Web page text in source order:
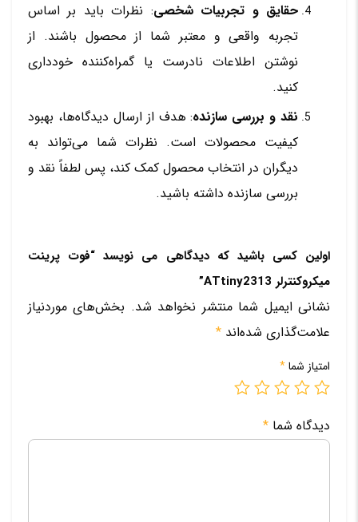
حقایق و تجربیات شخصی: نظرات باید بر اساس
تجربه واقعی و معتبر شما از محصول باشند. از
نوشتن اطلاعات نادرست یا گمراه‌کننده خودداری
کنید.
نقد و بررسی سازنده: هدف از ارسال دیدگاه‌ها، بهبود
کیفیت محصولات است. نظرات شما می‌تواند به
دیگران در انتخاب محصول کمک کند، پس لطفاً نقد و
بررسی سازنده داشته باشید.
اولین کسی باشید که دیدگاهی می نویسد “فوت پرینت
میکروکنترلر ATtiny2313”
نشانی ایمیل شما منتشر نخواهد شد. بخش‌های موردنیاز
علامت‌گذاری شده‌اند *
امتیاز شما*
دیدگاه شما *